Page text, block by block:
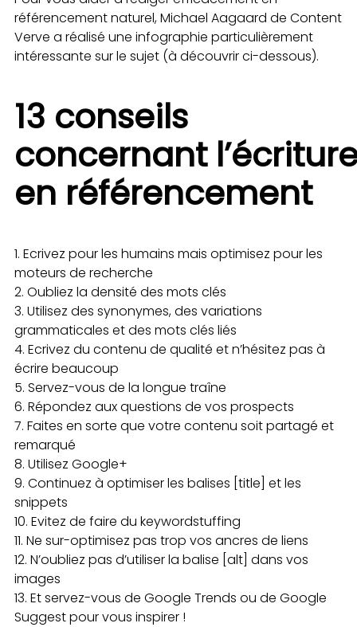
référencement naturel, Michael Aagaard de Content
Verve a réalisé une infographie particulièrement
intéressante sur le sujet (à découvrir ci-dessous).
13 conseils
concernant
en référencement
Ecrivez pour les humains mais optimisez pour les
moteurs de recherche
Oubliez la densité des mots clés
Utilisez des synonymes, des variations
grammaticales et des mots clés liés
Ecrivez du contenu de qualité et n’hésitez pas à
écrire beaucoup
Servez-vous de la longue traîne
Répondez aux questions de vos prospects
Faites en sorte que votre contenu soit partagé et
remarqué
Utilisez Google+
Continuez à optimiser les balises [title] et les
snippets
Evitez de faire du keywordstuffing
Ne sur-optimisez pas trop vos ancres de liens
N’oubliez pas d’utiliser la balise [alt] dans vos
images
Et servez-vous de Google Trends ou de Google
Suggest pour vous inspirer !